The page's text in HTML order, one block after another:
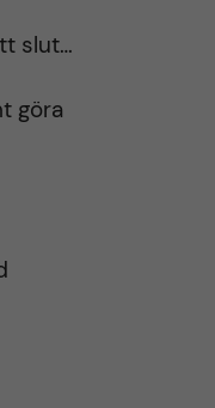
slut…
göra